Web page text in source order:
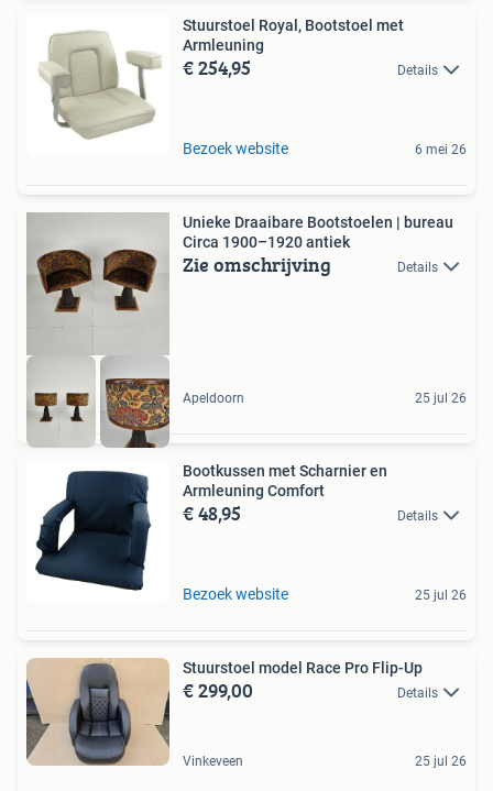
Stuurstoel Royal, Bootstoel met
Armleuning
€ 254,95 Details
Bezoek website 6 mei 26
Unieke Draaibare Bootstoelen | bureau
Circa 1900–1920 antiek
Zie omschrijving Details
Apeldoorn 25 jul 26
Bootkussen met Scharnier en
Armleuning Comfort
€ 48,95 Details
Bezoek website 25 jul 26
Stuurstoel model Race Pro Flip-Up
€ 299,00 Details
Vinkeveen 25 jul 26